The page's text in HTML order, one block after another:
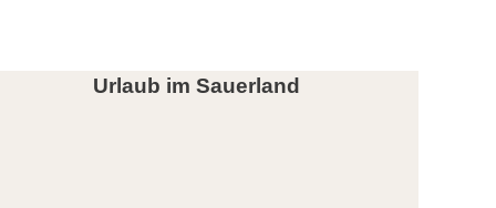
Urlaub im Sauerland